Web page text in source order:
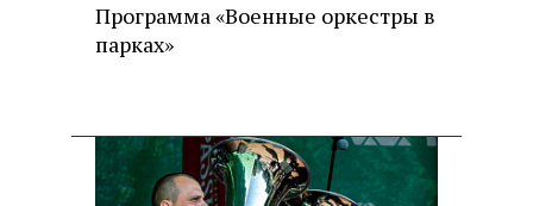
Программа «Военные оркестры в
парках»